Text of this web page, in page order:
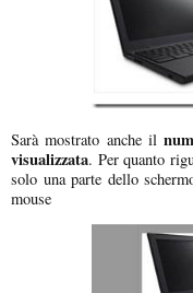
Sarà mostrato anche il
visualizzata. Per quanto
solo una parte dello
mouse